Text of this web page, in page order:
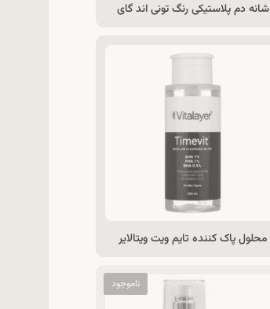
شانه دم پلاستیکی رنگ تونی اند گای
محلول پاک کننده تایم ویت ویتالایر